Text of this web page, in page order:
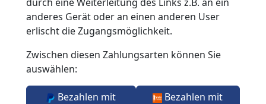
anderes Gerät oder an einen anderen User
erlischt die Zugangsmöglichkeit.
Zwischen diesen Zahlungsarten können Sie
auswählen:
Bezahlen mit
Bezahlen mit